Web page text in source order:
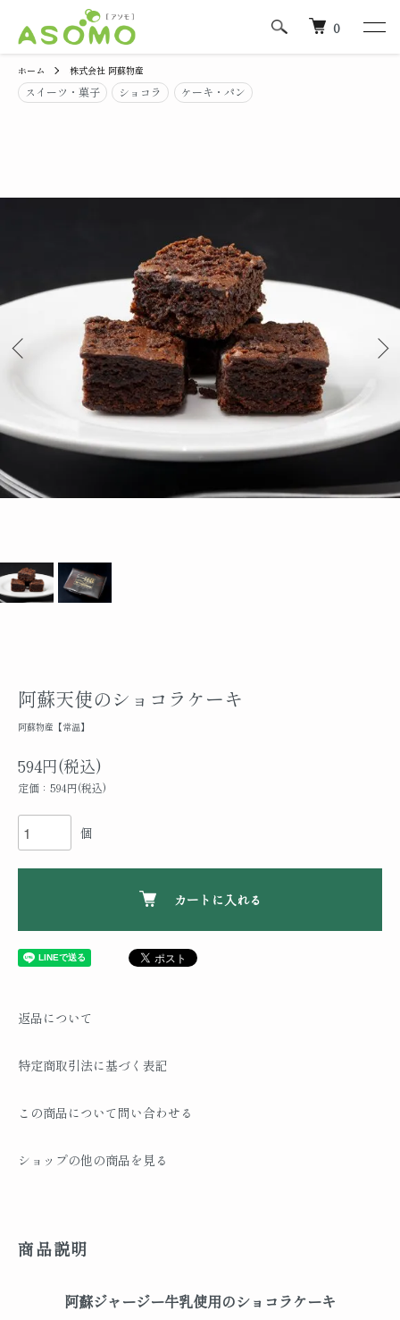
0
ホーム 株式会社 阿蘇物産
スイーツ・菓子 ショコラ ケーキ・パン
阿蘇天使のショコラケーキ
阿蘇物産【常温】
594円(税込)
定価：594円(税込)
個
カートに入れる
返品について
特定商取引法に基づく表記
この商品について問い合わせる
ショップの他の商品を見る
商品説明
阿蘇ジャージー牛乳使用のショコラケーキ